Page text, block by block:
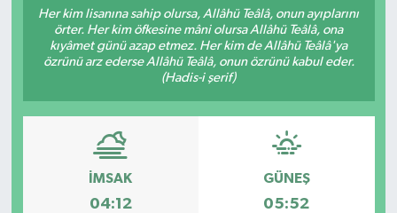
Her kim lisanına sahip olursa, Allâhü Teâlâ, onun ayıplarını
örter. Her kim öfkesine mâni olursa Allâhü Teâlâ, ona
kıyâmet günü azap etmez. Her kim de Allâhü Teâlâ'ya
özrünü arz ederse Allâhü Teâlâ, onun özrünü kabul eder.
(Hadis-i şerif)
İMSAK
04:12
GÜNEŞ
05:52
Resmi İlanlar